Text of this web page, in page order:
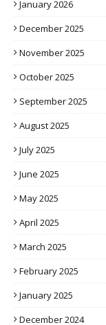
January 2026
December 2025
November 2025
October 2025
September 2025
August 2025
July 2025
June 2025
May 2025
April 2025
March 2025
February 2025
January 2025
December 2024